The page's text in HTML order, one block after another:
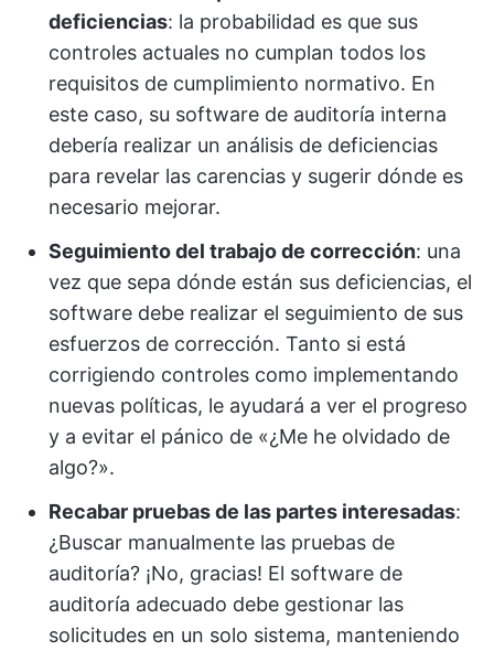
deficiencias: la probabilidad es que sus
controles actuales no cumplan todos los
requisitos de cumplimiento normativo. En
este caso, su software de auditoría interna
debería realizar un análisis de deficiencias
para revelar las carencias y sugerir dónde es
necesario mejorar.
Seguimiento del trabajo de corrección: una
vez que sepa dónde están sus deficiencias, el
software debe realizar el seguimiento de sus
esfuerzos de corrección. Tanto si está
corrigiendo controles como implementando
nuevas políticas, le ayudará a ver el progreso
y a evitar el pánico de «¿Me he olvidado de
algo?».
Recabar pruebas de las partes interesadas:
¿Buscar manualmente las pruebas de
auditoría? ¡No, gracias! El software de
auditoría adecuado debe gestionar las
solicitudes en un solo sistema, manteniendo